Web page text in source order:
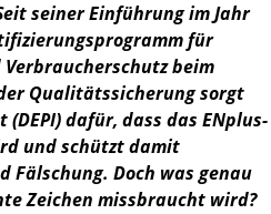
seiner Einführung im Jahr
für
beim
Qualitätssicherung sorgt
dafür, dass das ENplus-
und schützt damit
Fälschung. Doch was genau
Zeichen missbraucht wird?